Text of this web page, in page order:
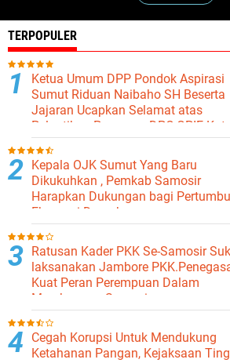
TERPOPULER
Ketua Umum DPP Pondok Aspirasi
Sumut Riduan Naibaho SH Beserta
Jajaran Ucapkan Selamat atas
Pelantikan Pengurus DPC GPIE Kota
Binjai
Kepala OJK Sumut Yang Baru
Dikukuhkan , Pemkab Samosir
Harapkan Dukungan bagi
Ekonomi Daerah
Ratusan Kader PKK Se-Samosir
laksanakan Jambore
Kuat Peran Perempuan Dalam
Membangun Samosir.
Cegah Korupsi Untuk Mendukung
Ketahanan Pangan, Kejaksaan